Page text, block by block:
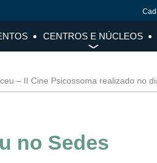
CENTROS E NÚCLEOS
– II Cine Psicossoma realizado no
no Sedes